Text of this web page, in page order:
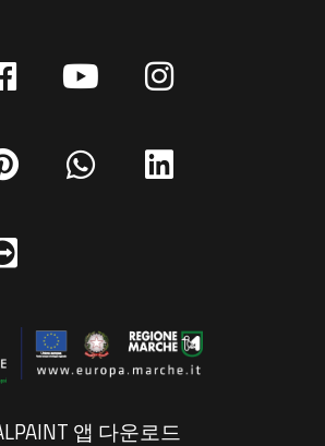
앱 다운로드